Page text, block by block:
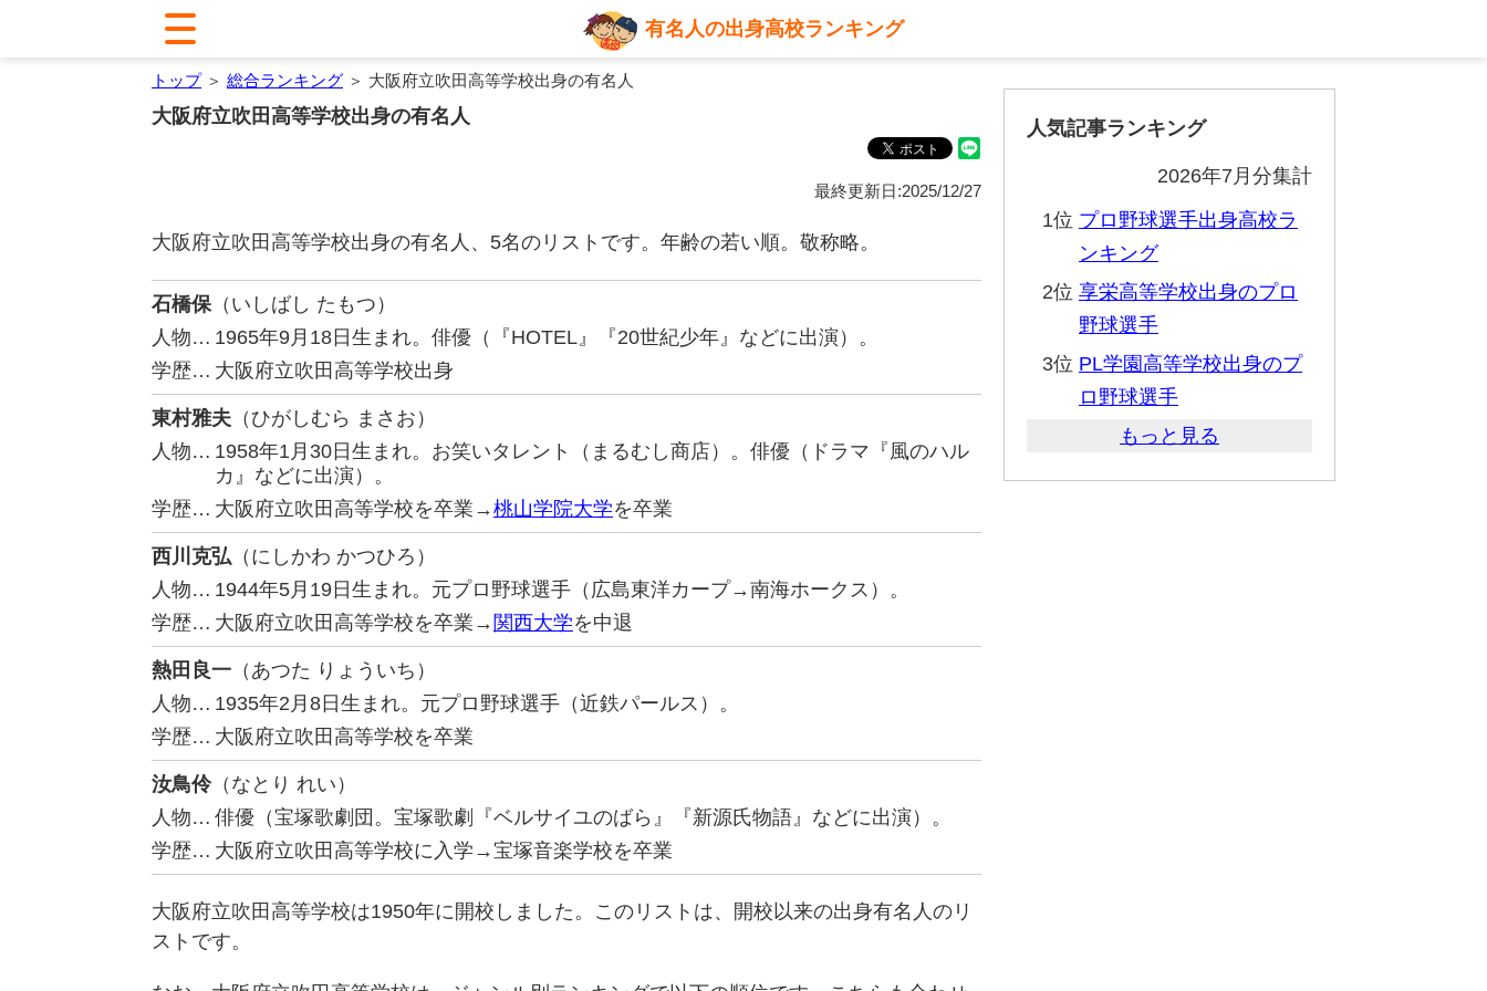
有名人の出身高校ランキング
トップ＞ 総合ランキング ＞ 大阪府立吹田高等学校出身の有名人
大阪府立吹田高等学校出身の有名人
最終更新日:2025/12/27
大阪府立吹田高等学校出身の有名人、5名のリストです。年齢の若い順。敬称略。
石橋保（いしばし たもつ）
人物… 1965年9月18日生まれ。俳優（『HOTEL』『20世紀少年』などに出演）。
学歴… 大阪府立吹田高等学校出身
東村雅夫 （ひがしむら まさお）
人物… 1958年1月30日生まれ。お笑いタレント（まるむし商店）。俳優（ドラマ『風のハル
カ』などに出演）。
学歴… 大阪府立吹田高等学校を卒業→桃山学院大学を卒業
西川克弘 （にしかわ かつひろ）
人物… 1944年5月19日生まれ。元プロ野球選手（広島東洋カープ→南海ホークス）。
学歴… 大阪府立吹田高等学校を卒業→ 関西大学を中退
熱田良一 （あつた りょういち）
人物… 1935年2月8日生まれ。元プロ野球選手（近鉄パールス）。
学歴… 大阪府立吹田高等学校を卒業
汝鳥伶（なとり れい）
人物… 俳優（宝塚歌劇団。宝塚歌劇『ベルサイユのばら』『新源氏物語』などに出演）。
学歴… 大阪府立吹田高等学校に入学→宝塚音楽学校を卒業
大阪府立吹田高等学校は1950年に開校しました。このリストは、開校以来の出身有名人のリ
ストです。
人気記事ランキング
2026年7月分集計
1位 プロ野球選手出身高校ラ
ンキング
2位 享栄高等学校出身のプロ
野球選手
3位 PL学園高等学校出身のプ
ロ野球選手
もっと見る